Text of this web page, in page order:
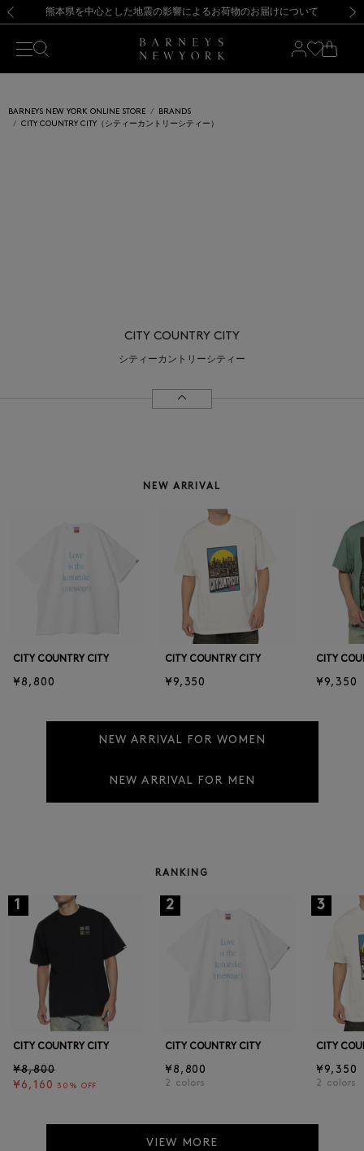
新規登録のお客様も対象！＜MY BARNEYS＞会員のお客様は11,000円（税込）以上のお買上げで常時送料無料！お買い物の際は会員登録を！
【夏季休業に伴う返品・交換承り一時停止のお知らせ】（2026.8.5）
熊本県を中心とした地震の影響によるお荷物のお届けについて
【開催中】SUMMER SALEのご案内・ご注意事項 新規登録のお客様も対象！＜MY BARNEYS＞会員のお客様は11,000円（税込）以上のお買上げで常時送料無料！お買い物の際は会員登録を！
【夏季休業に伴う返品・交換承り一時停止のお知らせ】（2026.8.5）
BARNEYS NEW YORK ONLINE STORE
BRANDS
CITY COUNTRY CITY（シティーカントリーシティー）
CITY COUNTRY CITY
シティーカントリーシティー
NEW ARRIVAL
CITY COUNTRY CITY
¥8,800
CITY COUNTRY CITY
¥9,350
CITY
¥9,350
NEW ARRIVAL FOR WOMEN
NEW ARRIVAL FOR MEN
RANKING
1
CITY COUNTRY CITY
¥8,800
¥6,160 30% OFF
2
CITY COUNTRY CITY
¥8,800
2 colors
3
CITY
¥9,350
2 colors
VIEW MORE